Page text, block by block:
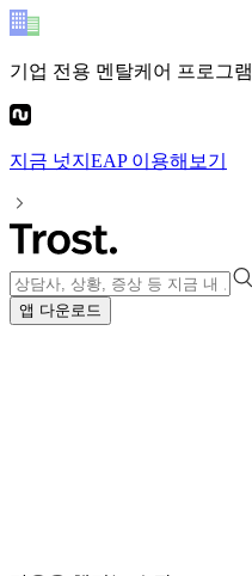
기업 전용 멘탈케어 프로그램
지금 넛지EAP이용해보기
앱 다운로드